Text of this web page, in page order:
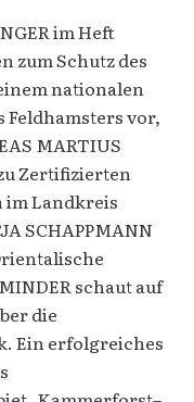
im Heft
zum Schutz des
nationalen
Feldhamsters vor,
MARTIUS
Zertifizierten
Landkreis
SCHAPPMANN
schaut auf
die
Ein erfolgreiches